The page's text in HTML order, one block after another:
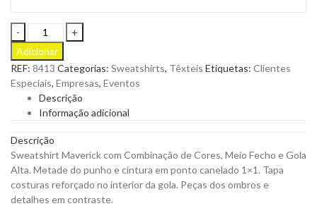
Sweatshirt
Maverick
meio
fecho
para
Personalizar
quantity
Adicionar
REF: 8413 Categorias: Sweatshirts, Têxteis Etiquetas: Clientes
Especiais, Empresas, Eventos
Descrição
Informação adicional
Descrição
Sweatshirt Maverick com Combinação de Cores, Meio Fecho e Gola
Alta. Metade do punho e cintura em ponto canelado 1×1. Tapa
costuras reforçado no interior da gola. Peças dos ombros e
detalhes em contraste.